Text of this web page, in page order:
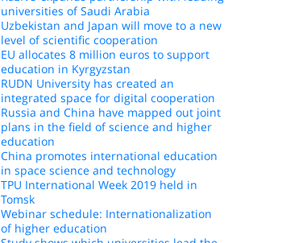
universities of Saudi Arabia
Uzbekistan and Japan will move to a new
level of scientific cooperation
EU allocates 8 million euros to support
education in Kyrgyzstan
RUDN University has created an
integrated space for digital cooperation
Russia and China have mapped out joint
plans in the field of science and higher
education
China promotes international education
in space science and technology
TPU International Week 2019 held in
Tomsk
Webinar schedule: Internationalization
of higher education